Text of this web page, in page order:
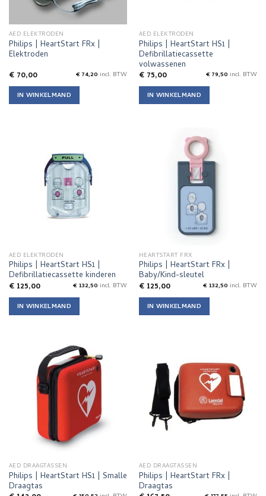
AED ELEKTRODEN
Philips | HeartStart FRx |
Elektroden
€70,00 €74,20 incl. BTW
IN WINKELMAND
AED ELEKTRODEN
Philips | HeartStart HS1 |
Defibrillatiecassette
volwassenen
€75,00 €79,50 incl. BTW
IN WINKELMAND
AED ELEKTRODEN
Philips | HeartStart HS1 |
Defibrillatiecassette kinderen
€125,00 €132,50 incl. BTW
IN WINKELMAND
HEARTSTART FRX
Philips | HeartStart FRx |
Baby/Kind-sleutel
€125,00 €132,50 incl. BTW
IN WINKELMAND
AED DRAAGTASSEN
Philips | HeartStart HS1 | Smalle
Draagtas
AED DRAAGTASSEN
Philips | HeartStart FRx |
Draagtas